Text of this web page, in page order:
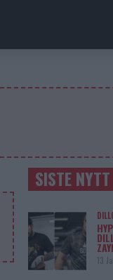
SISTE NYTT
13